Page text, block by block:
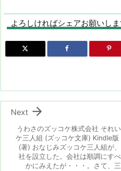
o
d
o
n
a
d
s
s
k
y
bl
r
よろしければシェアお願いし
うわさのズッコケ株式会社 それ
ケ三人組 (ズッコケ文庫) Kindle版
(著) おなじみズッコケ三人組が
社を設立した。会社は順調にす
かにみえたが・・・。さて、

Next